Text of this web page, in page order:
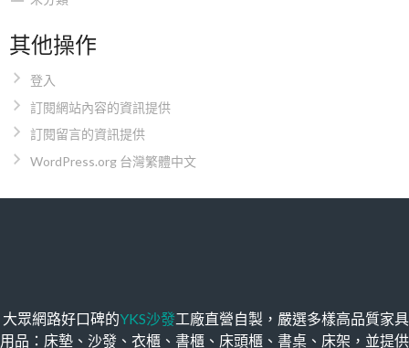
其他操作
登入
訂閱網站內容的資訊提供
訂閱留言的資訊提供
WordPress.org 台灣繁體中文
大眾網路好口碑的YKS沙發工廠直營自製，嚴選多樣高品質家具
用品：床墊、沙發、衣櫃、書櫃、床頭櫃、書桌、床架，並提供